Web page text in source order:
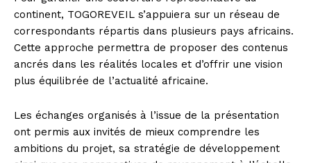
continent, TOGOREVEIL s’appuiera sur un réseau de
correspondants répartis dans plusieurs pays africains.
Cette approche permettra de proposer des contenus
ancrés dans les réalités locales et d’offrir une vision
plus équilibrée de l’actualité africaine.
Les échanges organisés à l’issue de la présentation
ont permis aux invités de mieux comprendre les
ambitions du projet, sa stratégie de développement